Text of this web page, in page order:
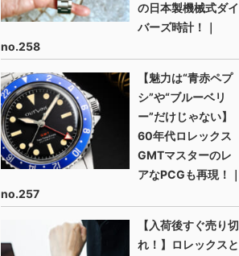
の日本製機械式ダイ
バーズ時計！｜
no.258
【魅力は“青赤ペプ
シ”や“ブルーベリ
ー”だけじゃない】
60年代ロレックス
GMTマスターのレ
アなPCGも再現！｜
no.257
【入荷後すぐ売り切
れ！】ロレックスと